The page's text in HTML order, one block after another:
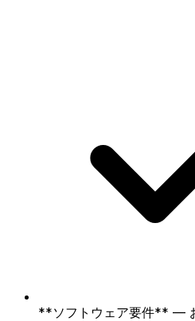
**ソフトウェア要件** —